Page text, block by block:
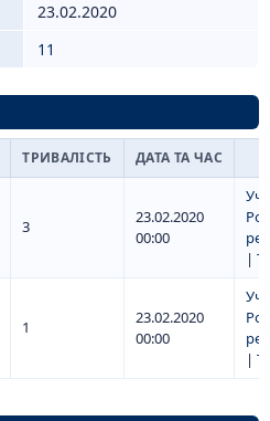
23.02.2020
11
ТРИВАЛІСТЬ ДАТА ТА ЧАС
3
23.02.2020
00:00
|
1
23.02.2020
00:00
|